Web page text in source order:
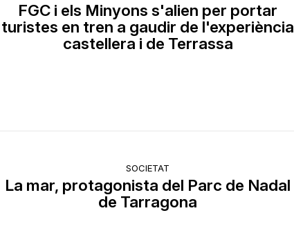
FGC i els Minyons s'alien per portar
turistes en tren a gaudir de l'experiència
castellera i de Terrassa
SOCIETAT
La mar, protagonista del Parc de Nadal
de Tarragona